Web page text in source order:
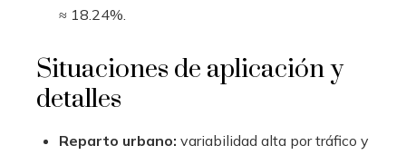
≈ 18.24%.
Situaciones de aplicación y
detalles
Reparto urbano: variabilidad alta por tráfico y